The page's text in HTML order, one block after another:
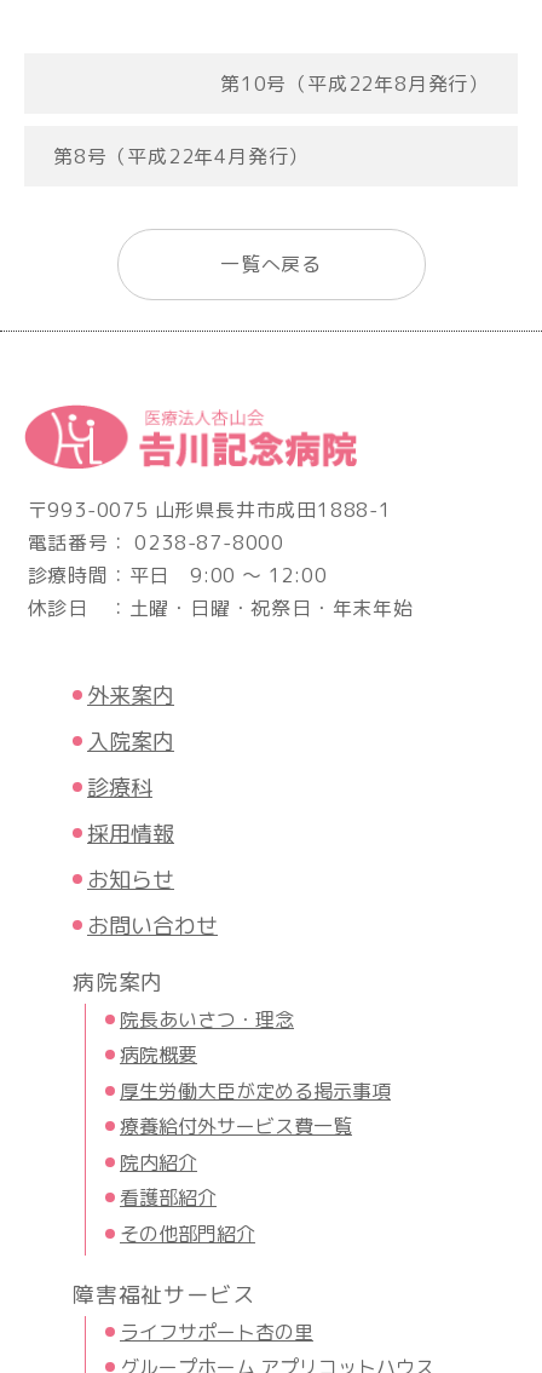
第10号（平成22年8月発行）
第8号（平成22年4月発行）
一覧へ戻る
〒993-0075 山形県長井市成田1888-1
電話番号： 0238-87-8000
診療時間：平日 9:00 ～ 12:00
休診日 ：土曜・日曜・祝祭日・年末年始
外来案内
入院案内
診療科
採用情報
お知らせ
お問い合わせ
病院案内
院長あいさつ・理念
病院概要
厚生労働大臣が定める掲示事項
療養給付外サービス費一覧
院内紹介
看護部紹介
その他部門紹介
障害福祉サービス
ライフサポート杏の里
グループホーム アプリコットハウス